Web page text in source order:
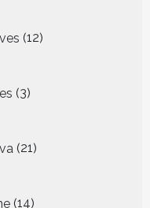
12
producten
3
producten
21
producten
14